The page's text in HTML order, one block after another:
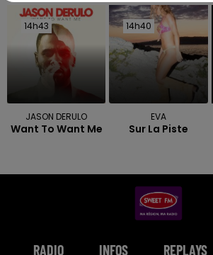
14h43
14h43
JASON DERULO
Want To Want Me
14h40
14h40
EVA
Sur La Piste
RADIO INFOS REPLAYS